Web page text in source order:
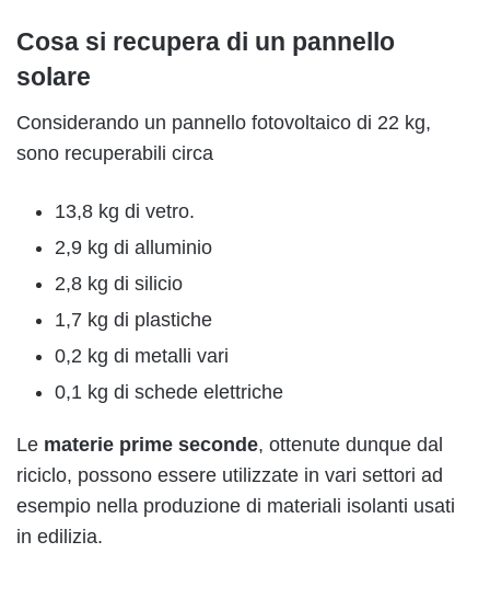
Cosa si recupera di un pannello
solare
Considerando un pannello fotovoltaico di 22 kg,
sono recuperabili circa
13,8 kg di vetro.
2,9 kg di alluminio
2,8 kg di silicio
1,7 kg di plastiche
0,2 kg di metalli vari
0,1 kg di schede elettriche
Le materie prime seconde, ottenute dunque dal
riciclo, possono essere utilizzate in vari settori ad
esempio nella produzione di materiali isolanti usati
in edilizia.